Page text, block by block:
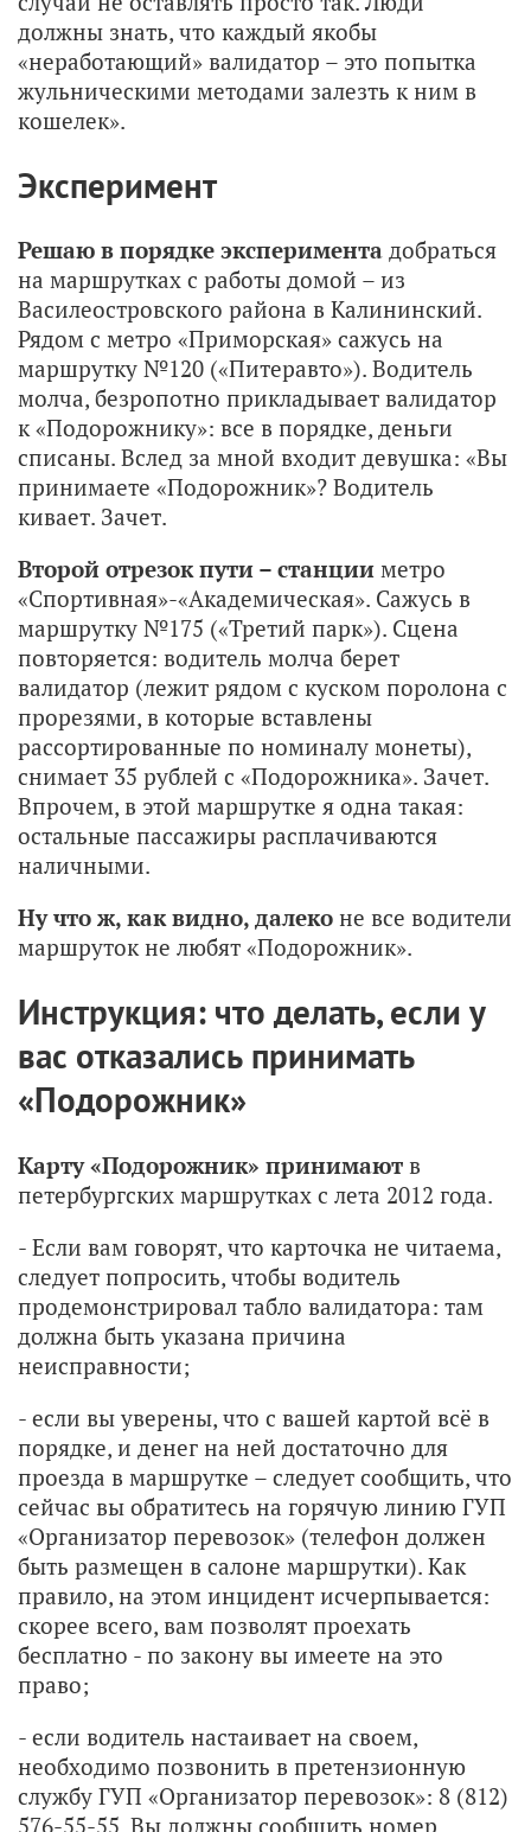
должны знать, что каждый якобы
«неработающий» валидатор – это попытка
жульническими методами залезть к ним в
кошелек».
Эксперимент
Решаю в порядке эксперимента добраться
на маршрутках с работы домой – из
Василеостровского района в Калининский.
Рядом с метро «Приморская» сажусь на
маршрутку №120 («Питеравто»). Водитель
молча, безропотно прикладывает валидатор
к «Подорожнику»: все в порядке, деньги
списаны. Вслед за мной входит девушка: «Вы
принимаете «Подорожник»? Водитель
кивает. Зачет.
Второй отрезок пути – станции метро
«Спортивная»-«Академическая». Сажусь в
маршрутку №175 («Третий парк»). Сцена
повторяется: водитель молча берет
валидатор (лежит рядом с куском поролона с
прорезями, в которые вставлены
рассортированные по номиналу монеты),
снимает 35 рублей с «Подорожника». Зачет.
Впрочем, в этой маршрутке я одна такая:
остальные пассажиры расплачиваются
наличными.
Ну что ж, как видно, далеко не все водители
маршруток не любят «Подорожник».
Инструкция: что делать, если у
вас отказались принимать
«Подорожник»
Карту «Подорожник» принимают в
петербургских маршрутках с лета 2012 года.
- Если вам говорят, что карточка не читаема,
следует попросить, чтобы водитель
продемонстрировал табло валидатора: там
должна быть указана причина
неисправности;
- если вы уверены, что с вашей картой всё в
порядке, и денег на ней достаточно для
проезда в маршрутке – следует сообщить, что
сейчас вы обратитесь на горячую линию ГУП
«Организатор перевозок» (телефон должен
быть размещен в салоне маршрутки). Как
правило, на этом инцидент исчерпывается:
скорее всего, вам позволят проехать
бесплатно - по закону вы имеете на это
право;
- если водитель настаивает на своем,
необходимо позвонить в претензионную
службу ГУП «Организатор перевозок»: 8 (812)
576-55-55. Вы должны сообщить номер